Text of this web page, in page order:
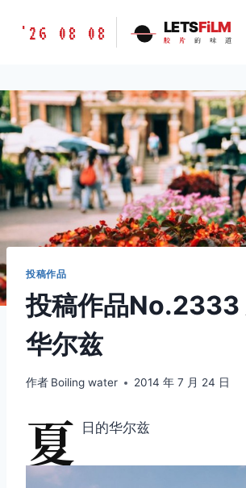
胶
味
道
LETSFILM
'26 08 08 LETSFiLM
胶 片 的 味 道
投稿作品
投稿作品No.2333
华尔兹
作者 Boiling water 2014 年 7 月 24 日
夏 日的华尔兹